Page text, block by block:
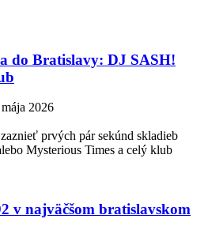
do Bratislavy: DJ SASH!
2026
prvých pár sekúnd skladieb
Mysterious Times a celý klub
v najväčšom bratislavskom